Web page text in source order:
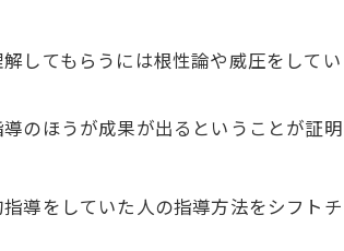
してもらうには根性論や威圧をしてい
のほうが成果が出るということが証明
導をしていた人の指導方法をシフトチ